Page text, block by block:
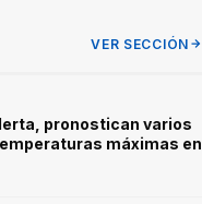
VER SECCIÓN
pronostican varios
máximas en